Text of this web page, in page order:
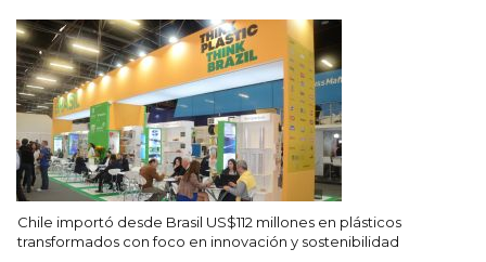
Chile importó desde Brasil US$112 millones en plásticos
transformados con foco en innovación y sostenibilidad